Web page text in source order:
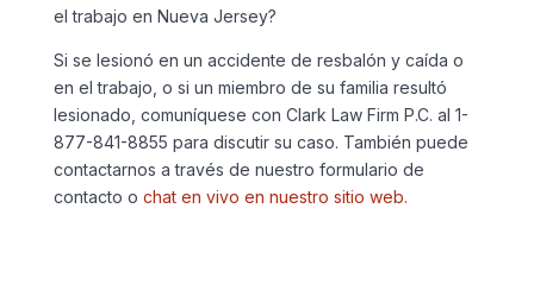
el trabajo en Nueva Jersey?
Si se lesionó en un accidente de resbalón y caída o
en el trabajo, o si un miembro de su familia resultó
lesionado, comuníquese con Clark Law Firm P.C. al 1-
877-841-8855 para discutir su caso. También puede
contactarnos a través de nuestro formulario de
contacto o chat en vivo en nuestro sitio web.